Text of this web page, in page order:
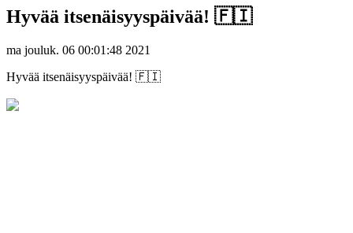
Hyvää itsenäisyyspäivää! 🇫🇮
ma jouluk. 06 00:01:48 2021
Hyvää itsenäisyyspäivää! 🇫🇮